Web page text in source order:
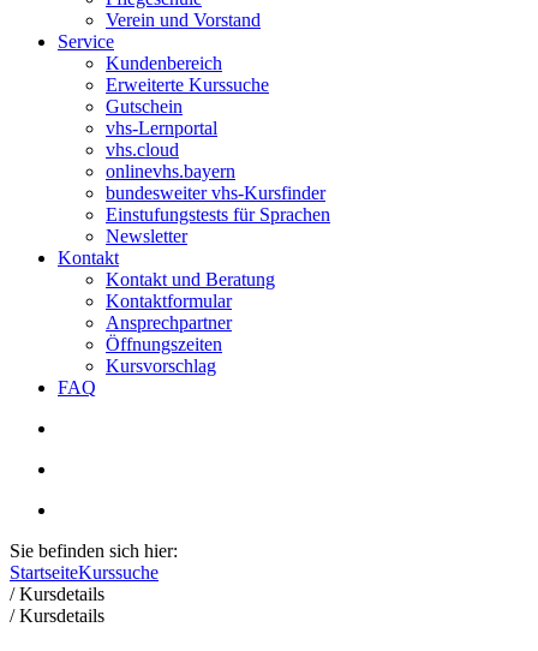
Verein und Vorstand
Service
Kundenbereich
Erweiterte Kurssuche
Gutschein
vhs-Lernportal
vhs.cloud
onlinevhs.bayern
bundesweiter vhs-Kursfinder
Einstufungstests für Sprachen
Newsletter
Kontakt
Kontakt und Beratung
Kontaktformular
Ansprechpartner
Öffnungszeiten
Kursvorschlag
FAQ
Sie befinden sich hier:
StartseiteKurssuche
/Kursdetails
/Kursdetails